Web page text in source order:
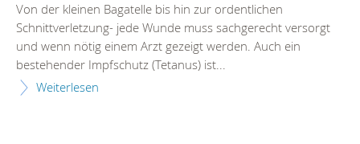
Von der kleinen Bagatelle bis hin zur ordentlichen
Schnittverletzung- jede Wunde muss sachgerecht versorgt
und wenn nötig einem Arzt gezeigt werden. Auch ein
bestehender Impfschutz (Tetanus) ist...
Weiterlesen